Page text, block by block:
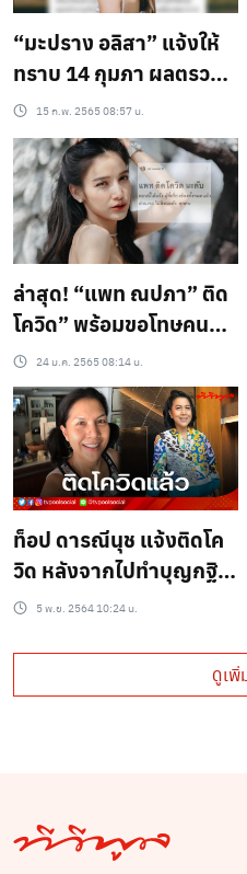
“มะปราง​ อลิสา”​ แจ้งให้
ทราบ​ 14​ กุมภา​ ผลตรวจ
ออกแล้ว​ เพื่อนๆต่างให้
กำลังใจ!
15 ก.พ. 2565 08:57 น.
ล่าสุด! “แพท ณปภา” ติด
โควิด” พร้อมขอโทษคนที่
ใกล้ชิด!?
24 ม.ค. 2565 08:14 น.
ท็อป ดารณีนุช แจ้งติดโค
วิด หลังจากไปทำบุญกฐิน
กับเพื่อน
5 พ.ย. 2564 10:24 น.
ดูเพิ่